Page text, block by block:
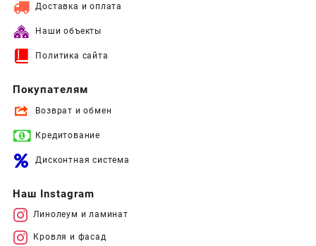
Доставка и оплата
Наши объекты
Политика сайта
Покупателям
Возврат и обмен
Кредитование
Дисконтная система
Наш Instagram
Линолеум и ламинат
Кровля и фасад